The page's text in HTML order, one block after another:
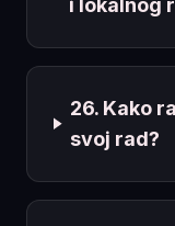
i lokalnog
26. Kako
svoj rad?